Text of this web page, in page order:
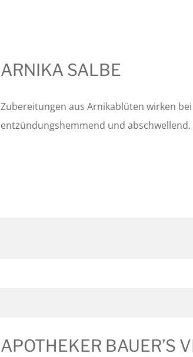
ARNIKA SALBE
Zubereitungen aus Arnikablüten wirken
entzündungshemmend und abschwellend.
APOTHEKER BAUER’S